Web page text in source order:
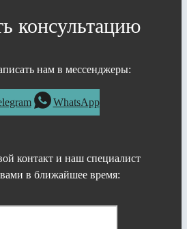
консультацию
нам в мессенджеры:
WhatsApp
контакт и наш специалист
вами в ближайшее время: